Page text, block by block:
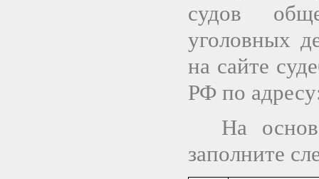
судов
уголовных
на сайте
РФ по
На
заполните